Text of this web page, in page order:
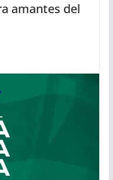
amantes del